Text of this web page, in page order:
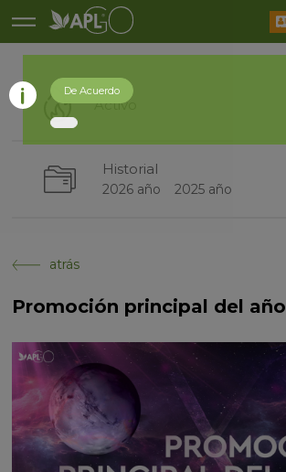
Activo
Historial
2026 año 2025 año
atrás
Promoción principal del año
De Acuerdo